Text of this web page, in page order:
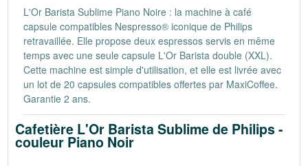
L'Or Barista Sublime Piano Noire : la machine à café
capsule compatibles Nespresso® iconique de Philips
retravaillée. Elle propose deux espressos servis en même
temps avec une seule capsule L'Or Barista double (XXL).
Cette machine est simple d'utilisation, et elle est livrée avec
un lot de 20 capsules compatibles offertes par MaxiCoffee.
Garantie 2 ans.
Cafetière L'Or Barista Sublime de Philips -
couleur Piano Noir